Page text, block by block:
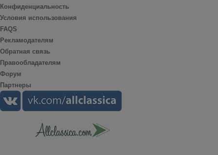
Конфиденциальность
Условия использования
FAQS
Рекламодателям
Обратная связь
Правообладателям
Форум
Партнеры